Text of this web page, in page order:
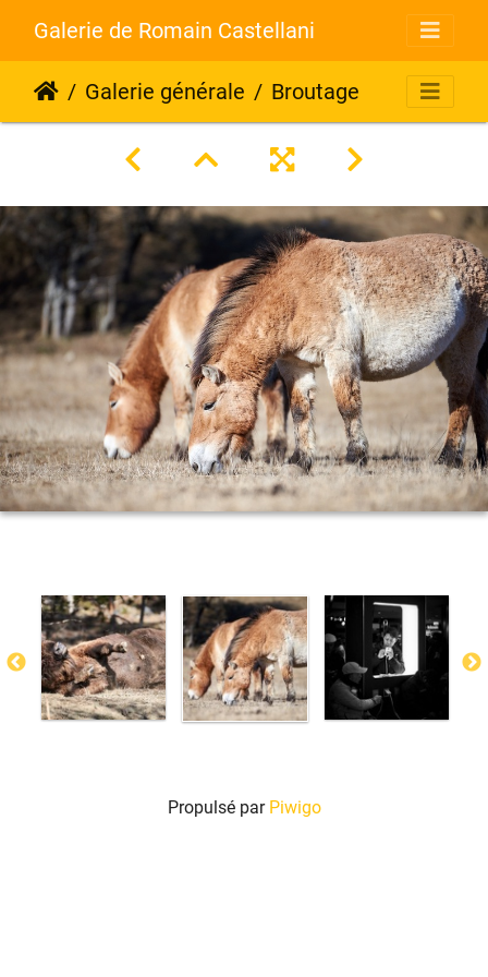
Galerie de Romain Castellani
Galerie générale Broutage
Propulsé par Piwigo